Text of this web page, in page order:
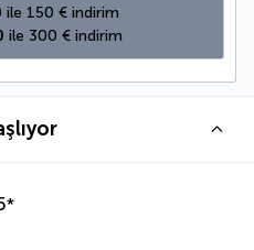
ile 150 € indirim
ile 300 € indirim
*